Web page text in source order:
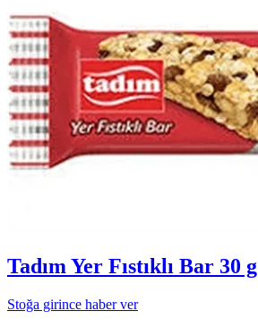
Tadım Yer Fıstıklı Bar 30 g
Stoğa girince haber ver